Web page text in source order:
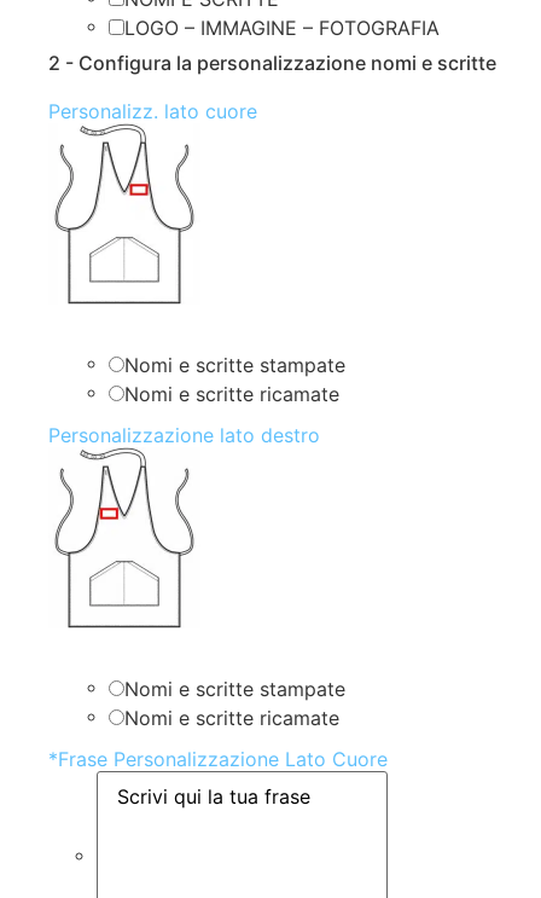
LOGO – IMMAGINE – FOTOGRAFIA
2 - Configura la personalizzazione nomi e scritte
Personalizz. lato cuore
Nomi e scritte stampate
Nomi e scritte ricamate
Personalizzazione lato destro
Nomi e scritte stampate
Nomi e scritte ricamate
*Frase Personalizzazione Lato Cuore